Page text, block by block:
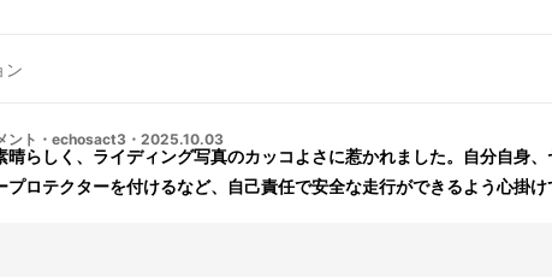
ン
ント ・ echosact3 ・ 2025.10.03
晴らしく、ライディング写真のカッコよさに惹かれました。自分自身
プロテクターを付けるなど、自己責任で安全な走行ができるよう心掛